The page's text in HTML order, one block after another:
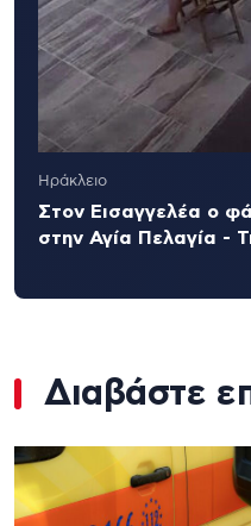
Ηράκλειο
Στον Εισαγγελέα ο
στην Αγία Πελαγία -
Διαβάστε